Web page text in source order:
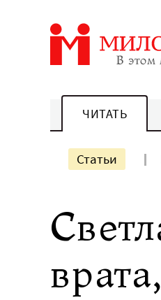
ЧИТАТЬ
Статьи